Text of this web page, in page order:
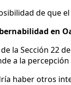
de que
en
la Sección 22
a la
haber otros